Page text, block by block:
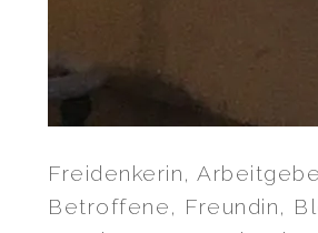
Freidenkerin,
Betroffene, Freundin,